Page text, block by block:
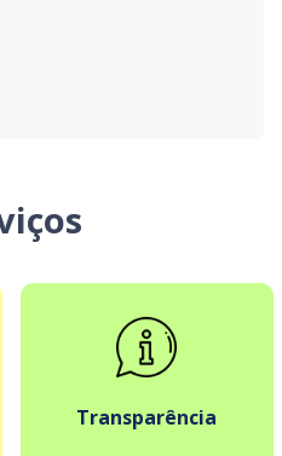
Transparência